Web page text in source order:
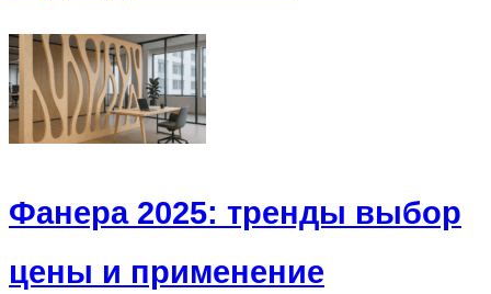
Фанера 2025: тренды выбор
цены и применение